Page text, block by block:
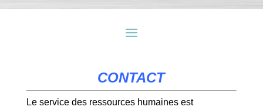
CONTACT
Le service des ressources humaines est